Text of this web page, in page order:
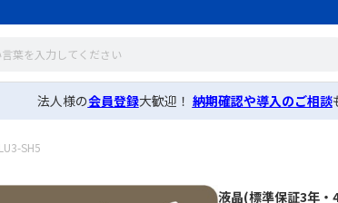
法人様の会員登録大歓迎！ 納期確認や導入のご相談
SH5
液晶(標準保証3年・